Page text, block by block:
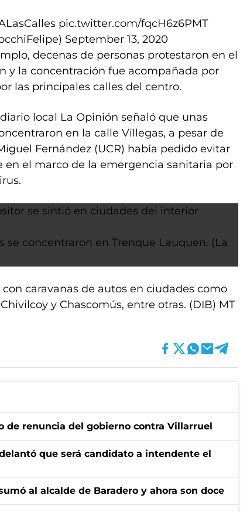
pic.twitter.com/fqcH6z6PMT
September 13, 2020
decenas de personas protestaron en el
y la concentración fue acompañada por
las principales calles del centro.
local La Opinión señaló que unas
en la calle Villegas, a pesar de
Fernández (UCR) había pedido evitar
en el marco de la emergencia sanitaria por
se concentraron en Trenque Lauquen. (La
caravanas de autos en ciudades como
y Chascomús, entre otras. (DIB) MT
de renuncia del gobierno contra Villarruel
que será candidato a intendente el
al alcalde de Baradero y ahora son doce